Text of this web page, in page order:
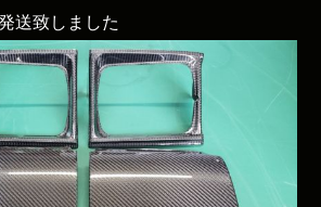
送致しました